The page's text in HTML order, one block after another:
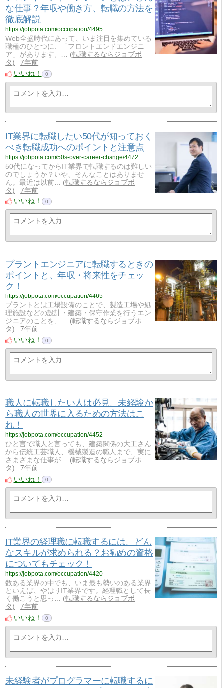
な仕事？年収や働き方、転職の方法を
徹底解説
https://jobpota.com/occupation/4495
Web全盛時代にあって、いま注目を集めている
職種のひとつに、「フロントエンドエンジニ
ア」があります。…
転職するならジョブポ
タ
7年前
いいね！
0
IT業界に転職したい50代が知っておく
べき転職成功へのポイントと注意点
https://jobpota.com/50s-over-career-change/4472
50代になってからIT業界で転職するのは難しい
のでしょうか？いや、そんなことはありませ
ん。最近は以前…
転職するならジョブポ
タ
7年前
いいね！
0
プラントエンジニアに転職するときの
ポイントと、年収・将来性をチェッ
ク！
https://jobpota.com/occupation/4465
プラントとは工場設備のことで、製造工場や処
理施設などの設計・建築・保守作業を行うエン
ジニアのことを、…
転職するならジョブポ
タ
7年前
いいね！
0
職人に転職したい人は必見。未経験か
ら職人の世界に入るための方法はこ
れ！
https://jobpota.com/occupation/4452
ひと言で職人と言っても、建築関係の大工さん
から伝統工芸職人、機械製造の職人まで、実に
さまざまな仕事が…
転職するならジョブポ
タ
7年前
いいね！
0
IT業界の経理職に転職するには、どん
なスキルが求められる？お勧めの資格
についてもチェック！
https://jobpota.com/occupation/4420
数ある業界の中でも、いま最も勢いのある業界
といえば、やはりIT業界です。経理職として長
く働こうと思っ…
転職するならジョブポ
タ
7年前
いいね！
0
未経験者がプログラマーに転職するに